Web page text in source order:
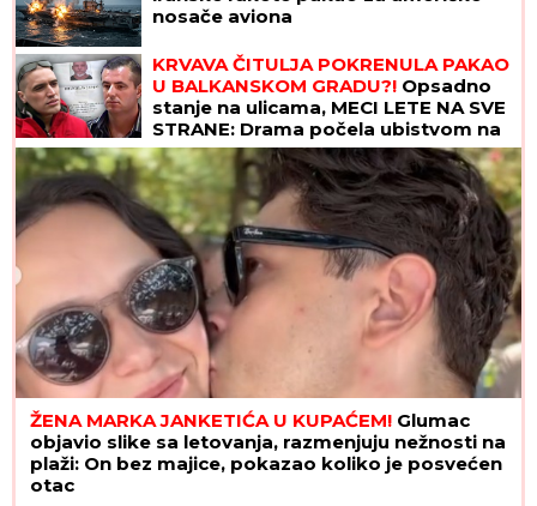
nosače aviona
KRVAVA ČITULJA POKRENULA PAKAO
U BALKANSKOM GRADU?! Opsadno
stanje na ulicama, MECI LETE NA SVE
STRANE: Drama počela ubistvom na
sastanku zbog duga Zviceru, onda je
usledio HAOS (FOTO)
ŽENA MARKA JANKETIĆA U KUPAĆEM! Glumac
objavio slike sa letovanja, razmenjuju nežnosti na
plaži: On bez majice, pokazao koliko je posvećen
otac